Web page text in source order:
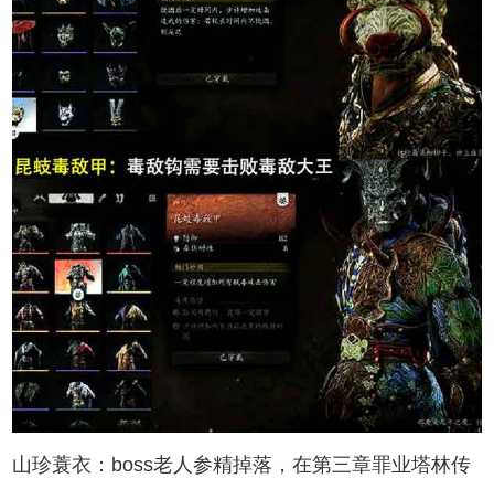
山珍蓑衣：boss老人参精掉落，在第三章罪业塔林传